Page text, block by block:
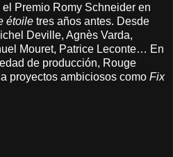
Premio Romy Schneider en
étoile tres años antes. Desde
Deville, Agnès Varda,
Mouret, Patrice Leconte… En
de producción, Rouge
proyectos ambiciosos como Fix